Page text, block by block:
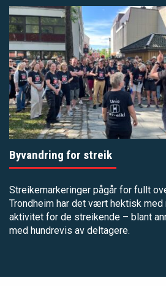
Byvandring for streik
Streikemarkeringer pågår for fullt
Trondheim har det vært hektisk
aktivitet for de streikende – blant
med hundrevis av deltagere.